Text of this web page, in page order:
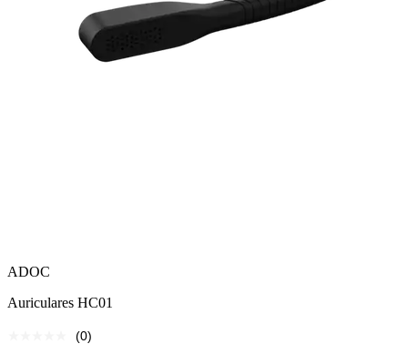
ADOC
Auriculares HC01
(0)